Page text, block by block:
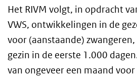
Het RIVM volgt, in opdracht
VWS, ontwikkelingen in de
voor (aanstaande)
gezin in de eerste 1.000
van ongeveer een maand